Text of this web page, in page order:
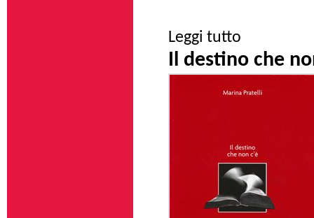
Leggi tutto
Il destino che